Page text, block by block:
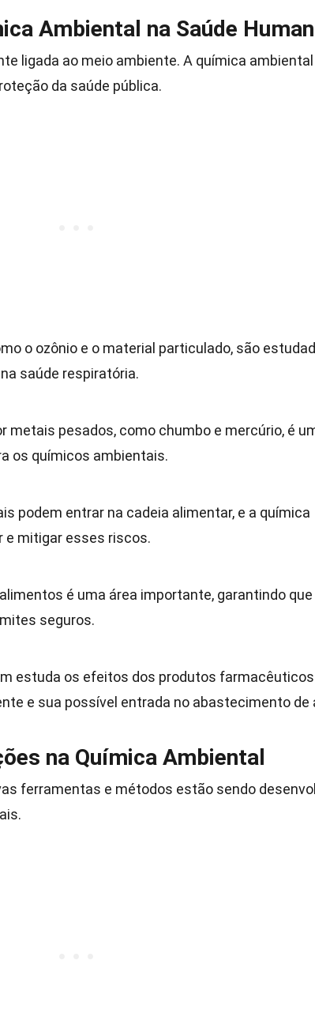
Ambiental na Saúde
ligada ao meio ambiente. A química ambiental
da saúde pública.
o ozônio e o material particulado, são
saúde respiratória.
metais pesados, como chumbo e mercúrio, é
os químicos ambientais.
podem entrar na cadeia alimentar, e a química
e mitigar esses riscos.
é uma área importante, garantindo que
seguros.
estuda os efeitos dos produtos farmacêuticos
e sua possível entrada no abastecimento de
na Química Ambiental
ferramentas e métodos estão sendo